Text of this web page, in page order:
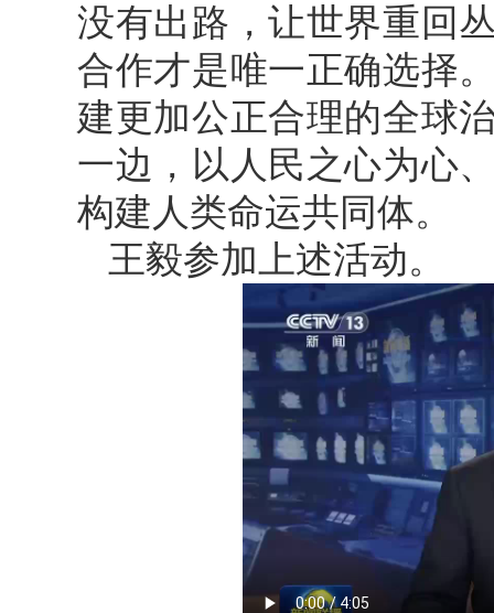
没有出路，让世界重回
合作才是唯一正确选择
建更加公正合理的全球
一边，以人民之心为心
构建人类命运共同体。
王毅参加上述活动。